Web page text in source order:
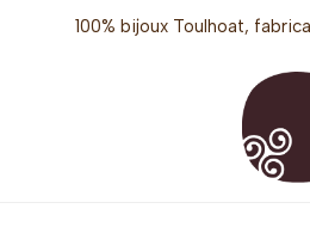
100% bijoux Toulhoat,